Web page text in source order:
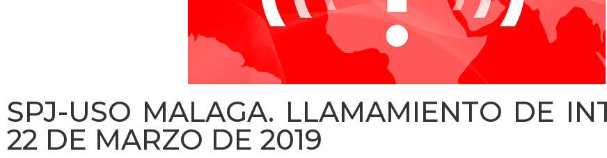
SPJ-USO MALAGA. LLAMAMIENTO DE
22 DE MARZO DE 2019